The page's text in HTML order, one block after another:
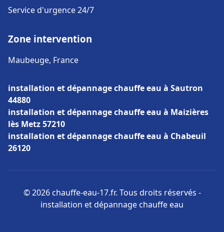
Service d'urgence 24/7
Zone intervention
Maubeuge, France
installation et dépannage chauffe eau à Sautron
44880
installation et dépannage chauffe eau à Maizières
lès Metz 57210
installation et dépannage chauffe eau à Chabeuil
26120
© 2026 chauffe-eau-17.fr. Tous droits réservés -
installation et dépannage chauffe eau